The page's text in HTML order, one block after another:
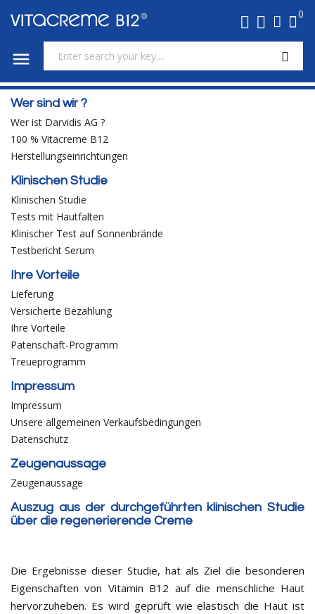
0

Wer sind wir ?
Wer ist Darvidis AG ?
100 % Vitacreme B12
Herstellungseinrichtungen
Klinischen Studie
Klinischen Studie
Tests mit Hautfalten
Klinischer Test auf Sonnenbrände
Testbericht Serum
Ihre Vorteile
Lieferung
Versicherte Bezahlung
Ihre Vorteile
Patenschaft-Programm
Treueprogramm
Impressum
Impressum
Unsere allgemeinen Verkaufsbedingungen
Datenschutz
Zeugenaussage
Zeugenaussage
Auszug aus der durchgeführten klinischen Studie
über die regenerierende Creme
Die Ergebnisse dieser Studie, hat als Ziel die besonderen
Eigenschaften von Vitamin B12 auf die menschliche Haut
hervorzuheben. Es wird geprüft wie elastisch die Haut ist